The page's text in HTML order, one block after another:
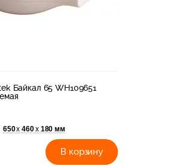
Байкал 65 WH109651
650х 460х 180 мм
В корзину